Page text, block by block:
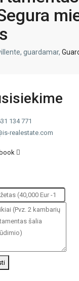
guardamar,
134 771
realestate.com